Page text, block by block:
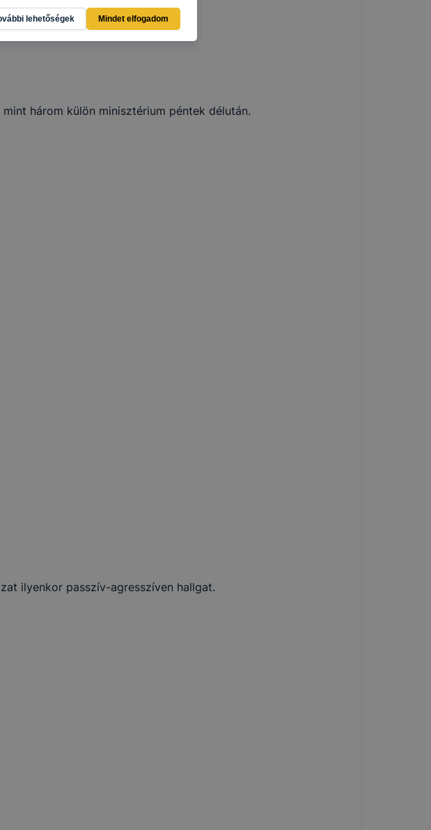
három külön minisztérium péntek délután.
ilyenkor passzív-agresszíven hallgat.
vagy használja leginkább,
jobb felhasználói élményt, ha
Hogyan ellenőrizheti és hogyan
engedélyezi a cookie-k
alapértelmezettként
használhatóságának és
lehetőségek Mindet elfogadom